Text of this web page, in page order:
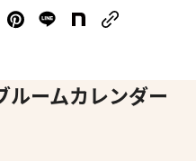
ルームカレンダー